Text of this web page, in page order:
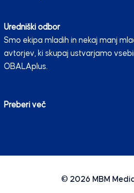
Uredniški odbor
Smo ekipa mladih in nekaj manj
avtorjev, ki skupaj ustvarjamo
OBALAplus.
Preberi več
© 2026 MBM